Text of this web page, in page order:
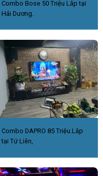
Combo Bose 50 Triệu Lắp tại
Hải Dương.
Combo DAPRO 85 Triệu.Lắp
tại Tứ Liên,